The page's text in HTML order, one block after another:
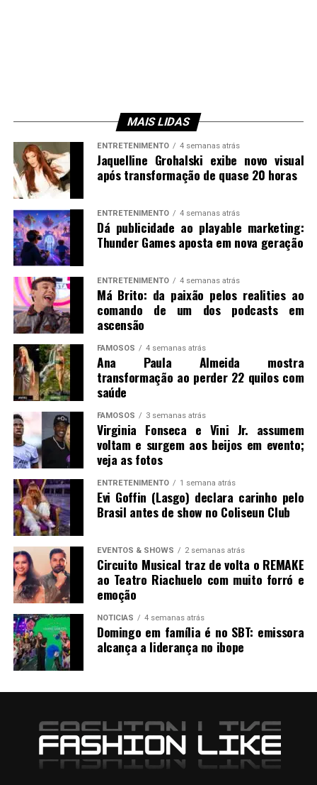
MAIS LIDAS
ENTRETENIMENTO 4 semanas atrás
Jaquelline Grohalski exibe novo visual
após transformação de quase 20 horas
ENTRETENIMENTO 4 semanas atrás
Dá publicidade ao playable marketing:
Thunder Games aposta em nova geração
ENTRETENIMENTO 4 semanas atrás
Má Brito: da paixão pelos realities ao
comando de um dos podcasts em
ascensão
FAMOSOS 4 semanas atrás
Ana Paula Almeida mostra
transformação ao perder 22 quilos com
saúde
FAMOSOS 3 semanas atrás
Virginia Fonseca e Vini Jr. assumem
voltam e surgem aos beijos em evento;
veja as fotos
ENTRETENIMENTO 1 semana atrás
Evi Goffin (Lasgo) declara carinho pelo
Brasil antes de show no Coliseun Club
EVENTOS & SHOWS 2 semanas atrás
Circuito Musical traz de volta o REMAKE
ao Teatro Riachuelo com muito forró e
emoção
NOTICIAS 4 semanas atrás
Domingo em família é no SBT: emissora
alcança a liderança no ibope